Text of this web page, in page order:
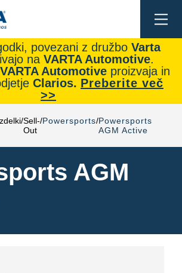
povezani z družbo Varta
na VARTA Automotive.
VARTA Automotiveproizvaja in
Clarios. Preberite več
>>
Sell-
Out
Powersports Powersports
AGM Active
AGM